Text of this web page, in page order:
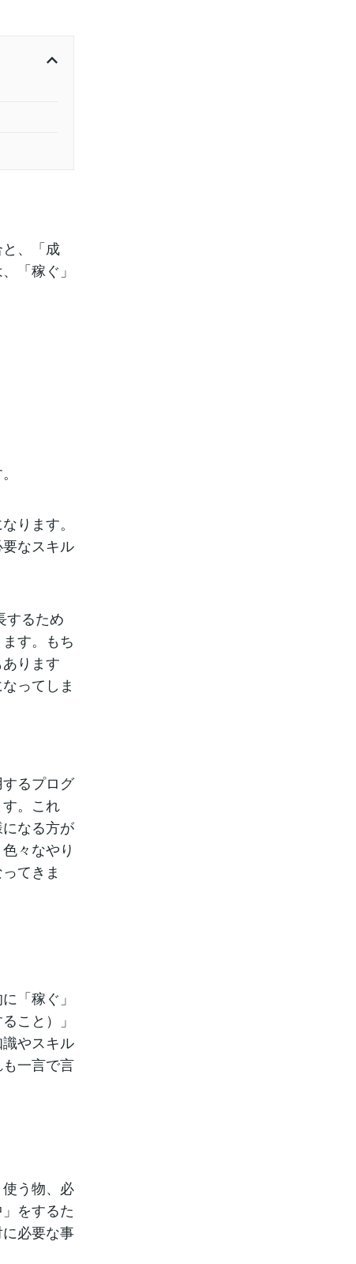
、「成
「稼ぐ」
ります。
なスキル
するため
す。もち
ります
ってしま
るプログ
。これ
なる方が
々なやり
てきま
「稼ぐ」
こと）」
やスキル
一言で言
う物、必
をするた
必要な事